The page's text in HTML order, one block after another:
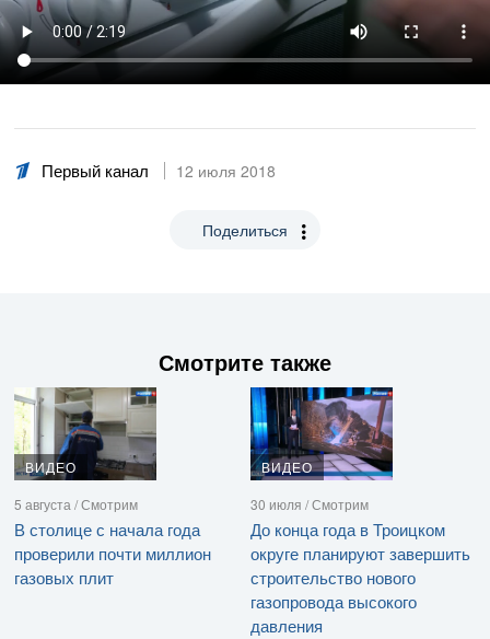
Первый канал 12 июля 2018
Поделиться
Смотрите также
ВИДЕО
5 августа / Смотрим
В столице с начала года
проверили почти миллион
газовых плит
ВИДЕО
30 июля / Смотрим
До конца года в Троицком
округе планируют завершить
строительство нового
газопровода высокого
давления